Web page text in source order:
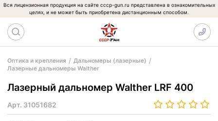
Вся лицензионная продукция на сайте cccp-gun.ru представлена в ознакомительных
целях, и не может быть приобретена дистанционным способом.
Оптика и крепления
Дальномеры (лазерные)
Лазерные дальномеры Walther
Лазерный дальномер Walther LRF 400
Арт. 31051682